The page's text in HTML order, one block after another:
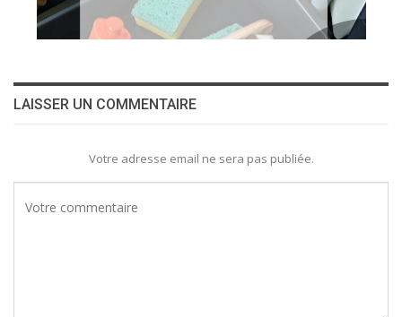
LAISSER UN COMMENTAIRE
Votre adresse email ne sera pas publiée.